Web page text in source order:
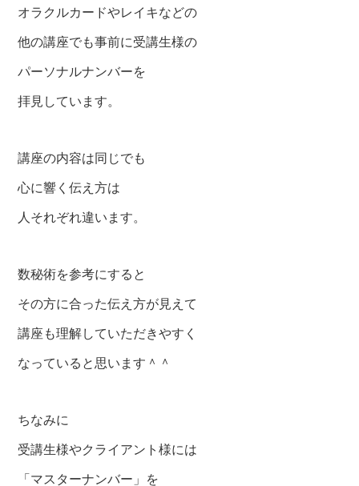
オラクルカードやレイキなどの
他の講座でも事前に受講生様の
パーソナルナンバーを
拝見しています。
講座の内容は同じでも
心に響く伝え方は
人それぞれ違います。
数秘術を参考にすると
その方に合った伝え方が見えて
講座も理解していただきやすく
なっていると思います＾＾
ちなみに
受講生様やクライアント様には
「マスターナンバー」を